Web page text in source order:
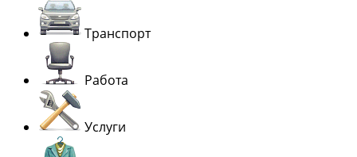
Транспорт
Работа
Услуги